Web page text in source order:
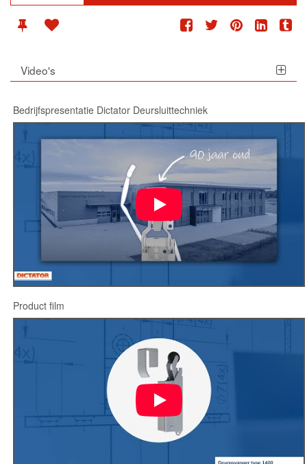
Video's
Bedrijfspresentatie Dictator Deursluittechniek
Product film